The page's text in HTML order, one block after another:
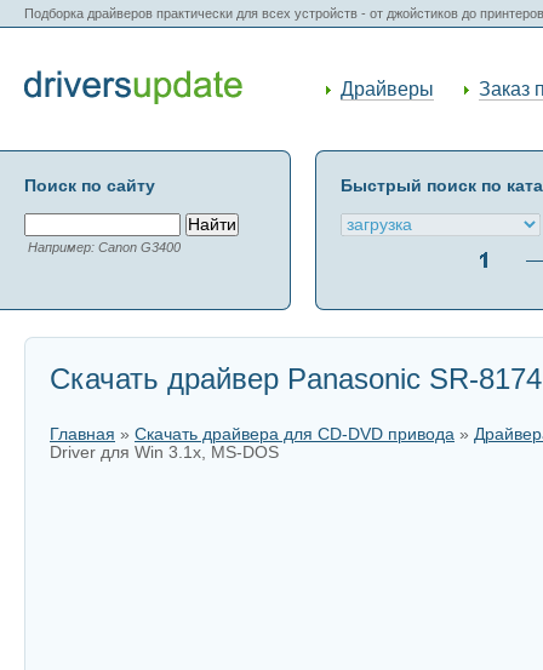
Подборка драйверов практически для всех устройств - от джойстиков до
Драйверы Заказ
Поиск по сайту
Например: Canon G3400
Быстрый поиск по
Скачать драйвер Panasonic SR-
Главная » Скачать драйвера для CD-DVD привода »
Driver для Win 3.1x, MS-DOS